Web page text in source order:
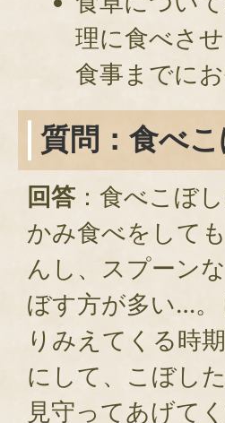
理に食べさ
食事までに
質問：食べ
回答：食べこぼ
かみ食べをして
んし、スプーン
ぼす方が多い…
りみえてくる時
にして、こぼし
見守ってあげて